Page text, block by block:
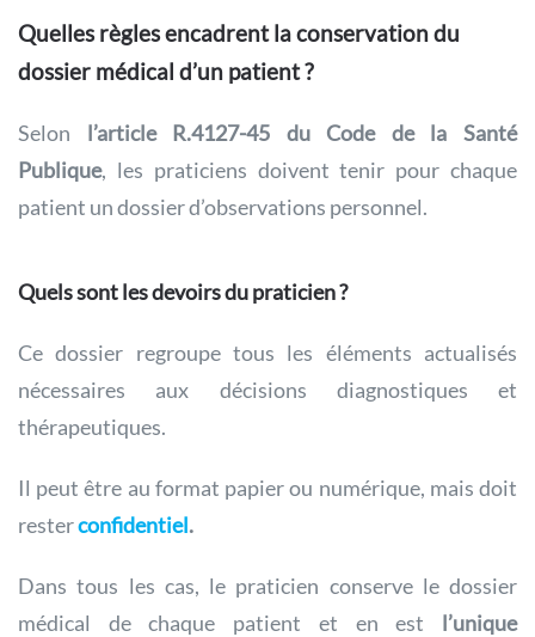
Quelles règles encadrent la conservation du
dossier médical d’un patient ?
Selon l’article R.4127-45 du Code de la Santé
Publique, les praticiens doivent tenir pour chaque
patient un dossier d’observations personnel.
Quels sont les devoirs du praticien ?
Ce dossier regroupe tous les éléments actualisés
nécessaires aux décisions diagnostiques et
thérapeutiques.
Il peut être au format papier ou numérique, mais doit
resterconfidentiel.
Dans tous les cas, le praticien conserve le dossier
médical de chaque patient et en est l’unique